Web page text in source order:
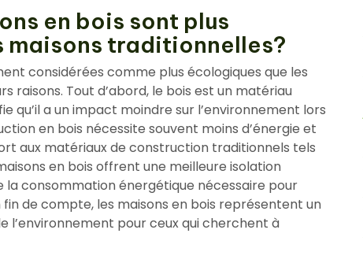
en bois sont plus
maisons traditionnelles?
considérées comme plus écologiques que les
raisons. Tout d’abord, le bois est un matériau
qu’il a un impact moindre sur l’environnement lors
en bois nécessite souvent moins d’énergie et
aux matériaux de construction traditionnels tels
en bois offrent une meilleure isolation
consommation énergétique nécessaire pour
de compte, les maisons en bois représentent un
l’environnement pour ceux qui cherchent à